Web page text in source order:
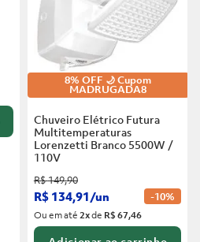
8% OFF 🌙 Cupom
MADRUGADA8
Chuveiro Elétrico Futura
Multitemperaturas
Lorenzetti Branco 5500W /
110V
R$149,90
R$ 134,91/un -10%
Ou em até2xde R$ 67,46